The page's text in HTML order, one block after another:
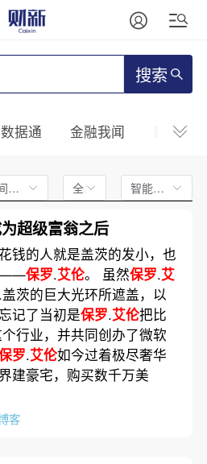
搜索
据通 金融我闻 财新
时间不限 全文 智能排序
超级富翁之后
钱的人就是盖茨的发小，也
——保罗.艾伦。 虽然保罗.艾
茨的巨大光环所遮盖，以
记了当初是保罗.艾伦把比
行业，并共同创办了微软
罗.艾伦如今过着极尽奢华
建豪宅，购买数千万美
客